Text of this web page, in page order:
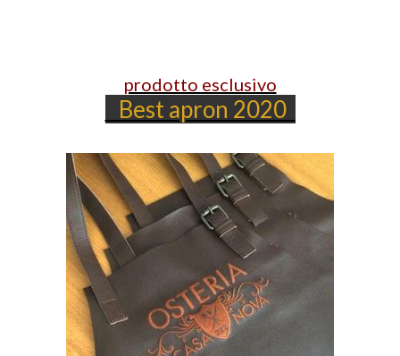
prodotto esclusivo
Best apron 2020